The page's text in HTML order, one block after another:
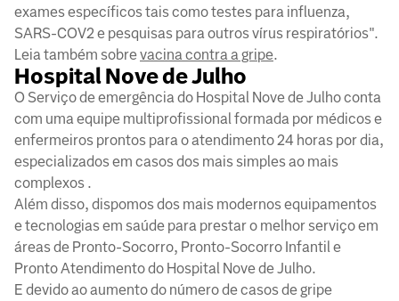
exames específicos tais como testes para influenza,
SARS-COV2 e pesquisas para outros vírus respiratórios".
Leia também sobrevacina contra a gripe.
Hospital Nove de Julho
O Serviço de emergência do Hospital Nove de Julho conta
com uma equipe multiprofissional formada por médicos e
enfermeiros prontos para o atendimento 24 horas por dia,
especializados em casos dos mais simples ao mais
complexos .
Além disso, dispomos dos mais modernos equipamentos
e tecnologias em saúde para prestar o melhor serviço em
áreas de Pronto-Socorro, Pronto-Socorro Infantil e
Pronto Atendimento do Hospital Nove de Julho.
E devido ao aumento do número de casos de gripe